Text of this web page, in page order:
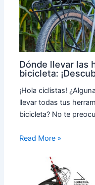
Dónde llevar las
bicicleta:
¡Hola ciclistas!
llevar todas tus
bicicleta? No te
Read More »